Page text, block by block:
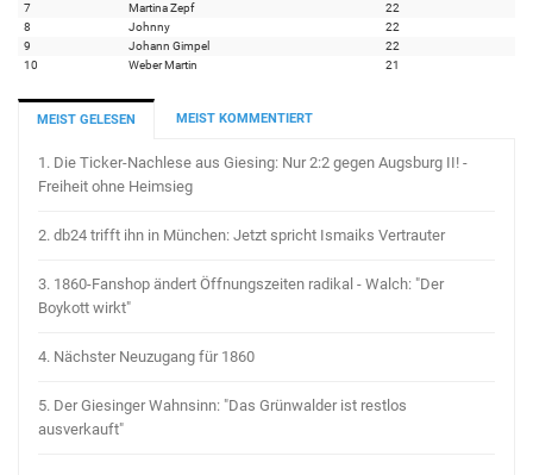
7
Martina Zepf
22
8
Johnny
22
9
Johann Gimpel
22
10
Weber Martin 21
MEIST GELESEN MEIST KOMMENTIERT
1. Die Ticker-Nachlese aus Giesing: Nur 2:2 gegen Augsburg II! -
Freiheit ohne Heimsieg
2. db24 trifft ihn in München: Jetzt spricht Ismaiks Vertrauter
3. 1860-Fanshop ändert Öffnungszeiten radikal - Walch: "Der
Boykott wirkt"
4. Nächster Neuzugang für 1860
5. Der Giesinger Wahnsinn: "Das Grünwalder ist restlos
ausverkauft"